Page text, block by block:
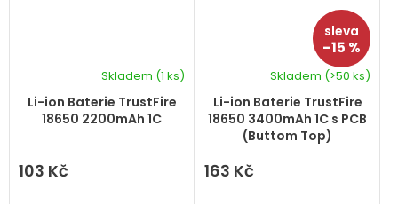
Li-ion Baterie TrustFire
18650 2200mAh 1C
hodnocení
produktu
z
Skladem (1 ks)
103 Kč
–15 %
Li-ion Baterie TrustFire
18650 3400mAh 1C s PCB
(Buttom Top)
Skladem (>50 ks)
163 Kč